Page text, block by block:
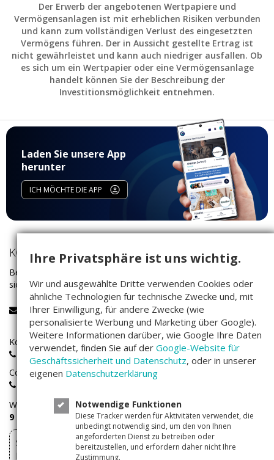
Der Erwerb der angebotenen Wertpapiere und
Vermögensanlagen ist mit erheblichen Risiken verbunden
und kann zum vollständigen Verlust des eingesetzten
Vermögens führen. Der in Aussicht gestellte Ertrag ist
nicht gewährleistet und kann auch niedriger ausfallen. Ob
es sich um ein Wertpapier oder eine Vermögensanlage
handelt können Sie der Beschreibung der
Investitionsmöglichkeit entnehmen.
KONTAKT
Bei Fragen rund um das Investieren auf Companisto wenden Sie
sich bitte an unser Service-Team:
service@companisto.com
Kostenlose Rufnummer für Investoren aus Deutschland:
0800 - 100 267 0
Companisto-Servicerufnummer:
Wir sind
Montags bis Freitagsvon
9 – 17 Uhr
für Sie erreichbar.
Sie können Ihre über Companisto abgeschlossenen
Investments hier widerrufen
Laden Sie unsere App
herunter
ICH MÖCHTE DIE APP
Ihre Privatsphäre ist uns wichtig.
Wir und ausgewählte Dritte verwenden Cookies oder
ähnliche Technologien für technische Zwecke und, mit
Ihrer Einwilligung, für andere Zwecke (wie
personalisierte Werbung und Marketing über Google).
Weitere Informationen darüber, wie Google Ihre Daten
verwendet, finden Sie auf der Google-Website für
Geschäftssicherheit und Datenschutz, oder in unserer
eigenen Datenschutzerklärung
Notwendige Funktionen
Diese Tracker werden für Aktivitäten verwendet, die
unbedingt notwendig sind, um den von Ihnen
angeforderten Dienst zu betreiben oder
bereitzustellen, und erfordern daher nicht Ihre
Zustimmung.